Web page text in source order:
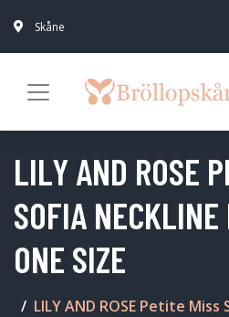
Skåne
LILY AND ROSE
SOFIA NECKLINE
ONE SIZE
LILY AND ROSE Petite